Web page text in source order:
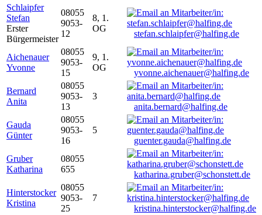
Schlaipfer
Stefan
Erster
Bürgermeister
08055
9053-
12
8, 1.
OG
stefan.schlaipfer@halfing.de
Aichenauer
Yvonne
08055
9053-
15
9, 1.
OG
yvonne.aichenauer@halfing.de
Bernard
Anita
08055
9053-
13
3
anita.bernard@halfing.de
Gauda
Günter
08055
9053-
16
5
guenter.gauda@halfing.de
Gruber
Katharina
08055
655
katharina.gruber@schonstett.de
Hinterstocker
Kristina
08055
9053-
25
7
kristina.hinterstocker@halfing.de